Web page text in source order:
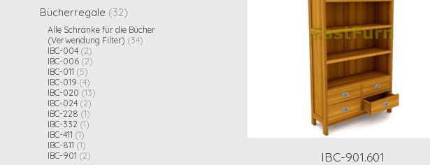
Bücherregale (32)
Alle Schränke für die Bücher
(Verwendung Filter) (34)
IBC-004 (2)
IBC-006 (2)
IBC-011 (5)
IBC-019 (4)
IBC-020 (13)
IBC-024 (2)
IBC-228 (1)
IBC-332 (1)
IBC-411 (1)
IBC-811 (1)
IBC-901 (2)
IBC-901.601